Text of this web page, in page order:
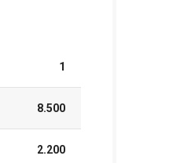
1
8.500
2.200